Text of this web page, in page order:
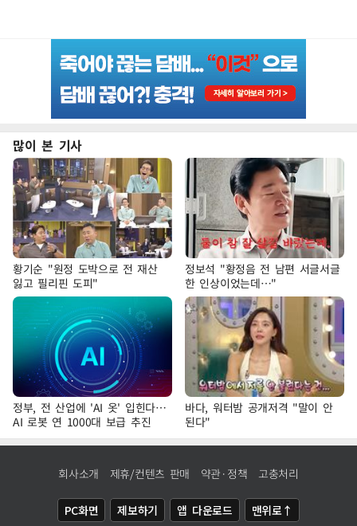
많이 본 기사
황기순 "원정 도박으로 전 재산
잃고 필리핀 도피"
정보석 "황정음 전 남편 서글서글
한 인상이었는데…"
정부, 전 산업에 'AI 옷' 입힌다…
AI 로봇 연 1000대 보급 추진
바다, 워터밤 공개저격 "말이 안
된다"
회사소개 제휴/컨텐츠 판매 약관·정책 고충처리
PC화면 제보하기 앱 다운로드 맨위로↑